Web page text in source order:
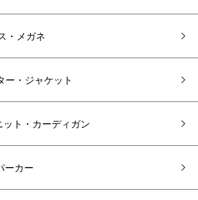
・メガネ
ー・ジャケット
ト・カーディガン
ーカー